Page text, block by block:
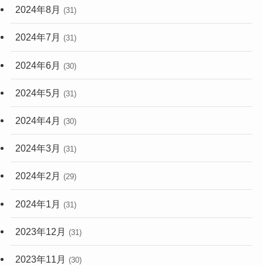
2024年8月 (31)
2024年7月 (31)
2024年6月 (30)
2024年5月 (31)
2024年4月 (30)
2024年3月 (31)
2024年2月 (29)
2024年1月 (31)
2023年12月 (31)
2023年11月 (30)